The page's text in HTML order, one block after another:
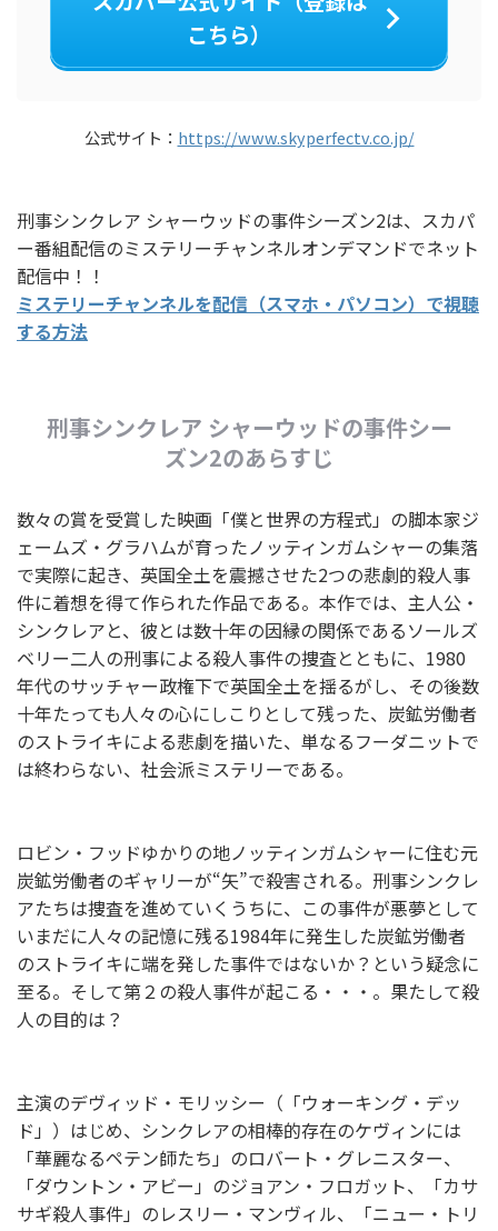
こちら）
公式サイト： https://www.skyperfectv.co.jp/
刑事シンクレア シャーウッドの事件シーズン2は、スカパ
ー番組配信のミステリーチャンネルオンデマンドでネット
配信中！！
ミステリーチャンネルを配信（スマホ・パソコン）で視聴
する方法
刑事シンクレア シャーウッドの事件シー
ズン2のあらすじ
数々の賞を受賞した映画「僕と世界の方程式」の脚本家ジ
ェームズ・グラハムが育ったノッティンガムシャーの集落
で実際に起き、英国全土を震撼させた2つの悲劇的殺人事
件に着想を得て作られた作品である。本作では、主人公・
シンクレアと、彼とは数十年の因縁の関係であるソールズ
ベリー二人の刑事による殺人事件の捜査とともに、1980
年代のサッチャー政権下で英国全土を揺るがし、その後数
十年たっても人々の心にしこりとして残った、炭鉱労働者
のストライキによる悲劇を描いた、単なるフーダニットで
は終わらない、社会派ミステリーである。
ロビン・フッドゆかりの地ノッティンガムシャーに住む元
炭鉱労働者のギャリーが“矢”で殺害される。刑事シンクレ
アたちは捜査を進めていくうちに、この事件が悪夢として
いまだに人々の記憶に残る1984年に発生した炭鉱労働者
のストライキに端を発した事件ではないか？という疑念に
至る。そして第２の殺人事件が起こる・・・。果たして殺
人の目的は？
主演のデヴィッド・モリッシー（「ウォーキング・デッ
ド」）はじめ、シンクレアの相棒的存在のケヴィンには
「華麗なるペテン師たち」のロバート・グレニスター、
「ダウントン・アビー」のジョアン・フロガット、「カサ
サギ殺人事件」のレスリー・マンヴィル、「ニュー・トリ